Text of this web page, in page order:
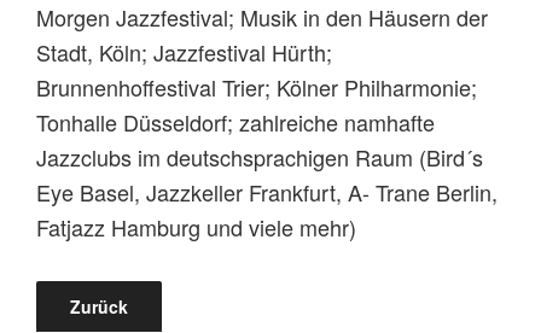
Morgen Jazzfestival; Musik in den Häusern der
Stadt, Köln; Jazzfestival Hürth;
Brunnenhoffestival Trier; Kölner Philharmonie;
Tonhalle Düsseldorf; zahlreiche namhafte
Jazzclubs im deutschsprachigen Raum (Bird´s
Eye Basel, Jazzkeller Frankfurt, A- Trane Berlin,
Fatjazz Hamburg und viele mehr)
Zurück